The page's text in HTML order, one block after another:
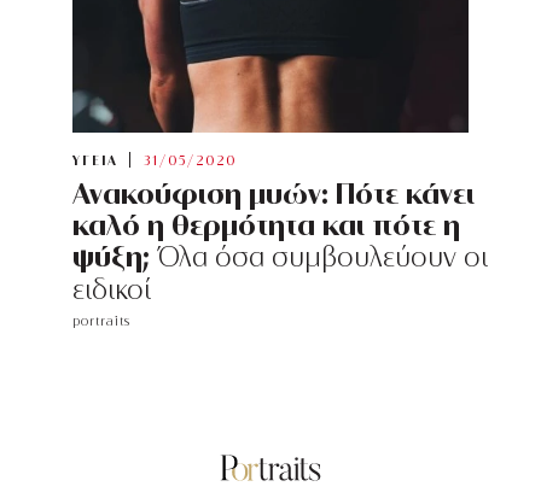
ΥΓΕΙΑ 31/05/2020
Ανακούφιση μυών: Πότε κάνει
καλό η θερμότητα και πότε η
ψύξη; Όλα όσα συμβουλεύουν οι
ειδικοί
portraits